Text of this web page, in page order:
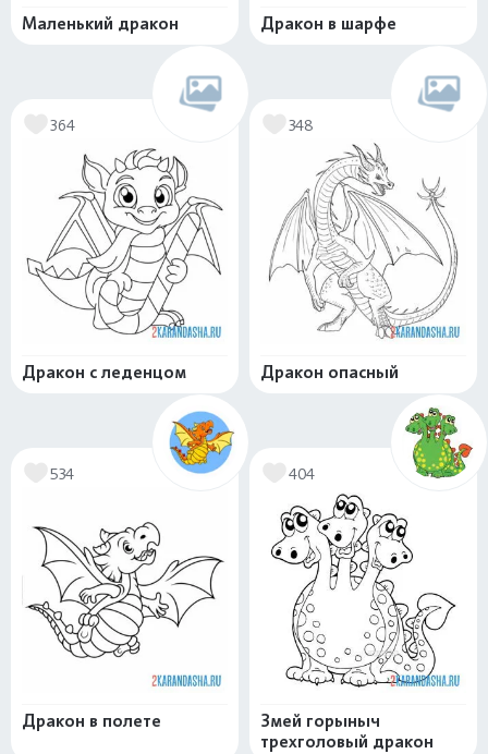
Маленький дракон Дракон в шарфе
364
Дракон с леденцом
348
Дракон опасный
534
Дракон в полете
404
Змей горыныч
трехголовый дракон